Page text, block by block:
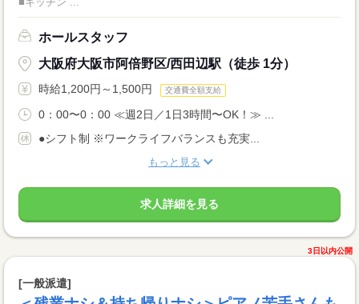
ホールスタッフ
大阪府大阪市阿倍野区/西田辺駅（徒歩 1分）
時給1,200円～1,500円 交通費全額支給
0：00〜0：00 ≪週2日／1日3時間〜OK！≫ ...
●シフト制 ※ワークライフバランスも充実...
もっと見る
求人詳細を見る
3日以内公開
[一般派遣]